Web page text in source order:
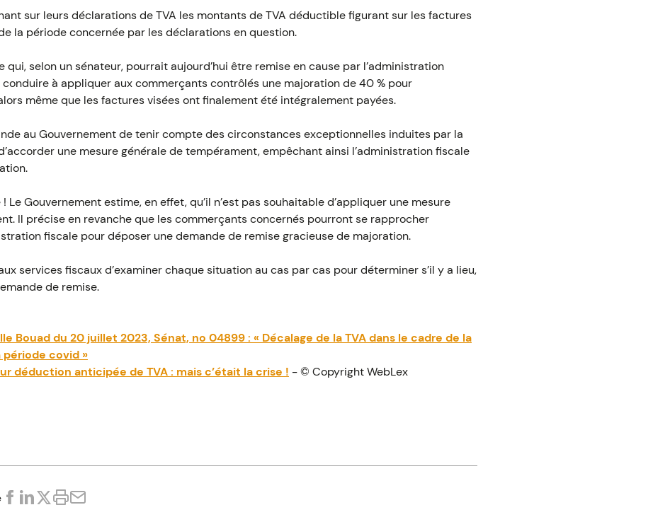
sur leurs déclarations de TVA les montants de TVA déductible figurant sur les factures
la période concernée par les déclarations en question.
selon un sénateur, pourrait aujourd’hui être remise en cause par l’administration
à appliquer aux commerçants contrôlés une majoration de 40 % pour
même que les factures visées ont finalement été intégralement payées.
au Gouvernement de tenir compte des circonstances exceptionnelles induites par la
une mesure générale de tempérament, empêchant ainsi l’administration fiscale
Le Gouvernement estime, en effet, qu’il n’est pas souhaitable d’appliquer une mesure
Il précise en revanche que les commerçants concernés pourront se rapprocher
fiscale pour déposer une demande de remise gracieuse de majoration.
services fiscaux d’examiner chaque situation au cas par cas pour déterminer s’il y a lieu,
de remise.
Bouad du 20 juillet 2023, Sénat, no 04899 : « Décalage de la TVA dans le cadre de la
covid »
déduction anticipée de TVA : mais c’était la crise ! - © Copyright WebLex